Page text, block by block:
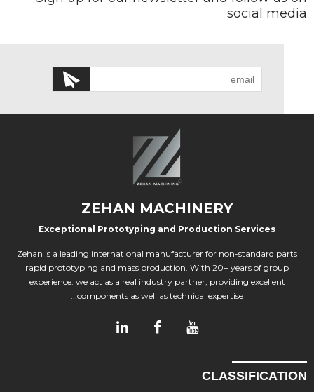
social media
ZEHAN MACHINERY
Exceptional Prototyping and Production Services
Zehan is a leading international manufacturer for non-standard parts
rapid prototyping and mass production. With 20+ years of group
experience. we act as a real industry partner, providing excellent
components as well as technical expertise...
CLASSIFICATION